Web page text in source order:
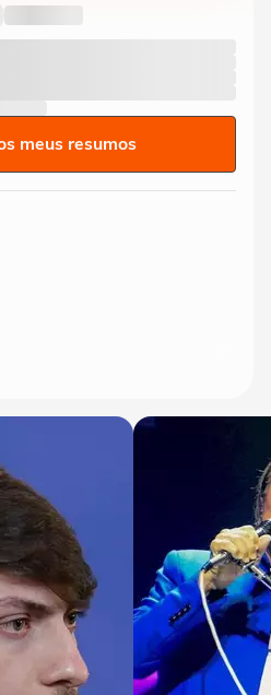
‘Vá tentar...
meus resumos